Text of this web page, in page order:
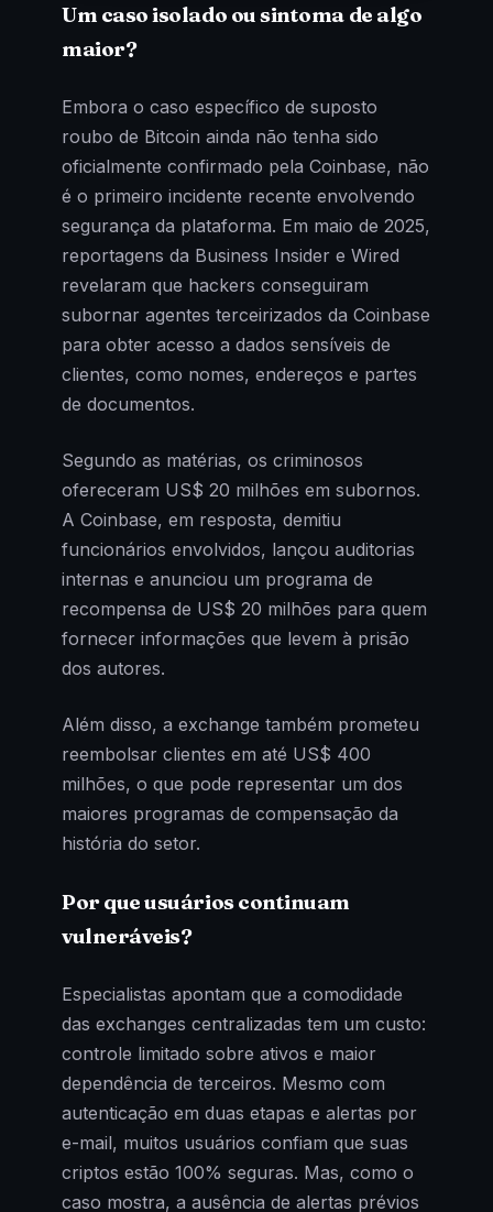
Um caso isolado ou sintoma de algo
maior?
Embora o caso específico de suposto
roubo de Bitcoin ainda não tenha sido
oficialmente confirmado pela Coinbase, não
é o primeiro incidente recente envolvendo
segurança da plataforma. Em maio de 2025,
reportagens da Business Insider e Wired
revelaram que hackers conseguiram
subornar agentes terceirizados da Coinbase
para obter acesso a dados sensíveis de
clientes, como nomes, endereços e partes
de documentos.
Segundo as matérias, os criminosos
ofereceram US$ 20 milhões em subornos.
A Coinbase, em resposta, demitiu
funcionários envolvidos, lançou auditorias
internas e anunciou um programa de
recompensa de US$ 20 milhões para quem
fornecer informações que levem à prisão
dos autores.
Além disso, a exchange também prometeu
reembolsar clientes em até US$ 400
milhões, o que pode representar um dos
maiores programas de compensação da
história do setor.
Por que usuários continuam
vulneráveis?
Especialistas apontam que a comodidade
das exchanges centralizadas tem um custo:
controle limitado sobre ativos e maior
dependência de terceiros. Mesmo com
autenticação em duas etapas e alertas por
e-mail, muitos usuários confiam que suas
criptos estão 100% seguras. Mas, como o
caso mostra, a ausência de alertas prévios